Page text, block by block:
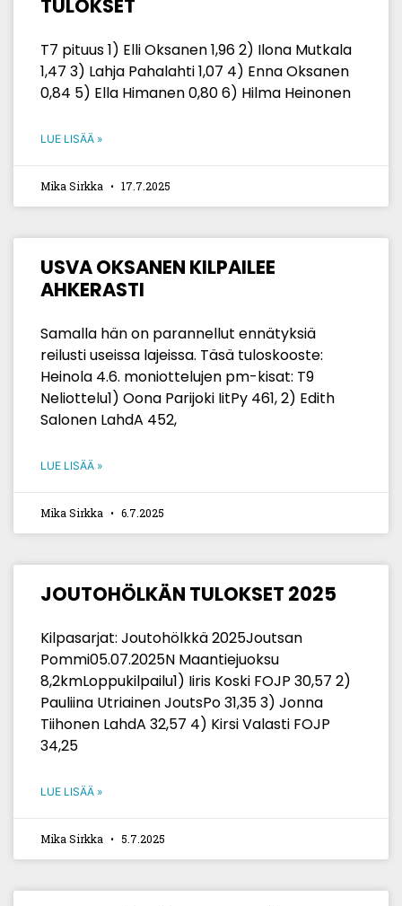
TULOKSET
T7 pituus 1) Elli Oksanen 1,96 2) Ilona Mutkala
1,47 3) Lahja Pahalahti 1,07 4) Enna Oksanen
0,84 5) Ella Himanen 0,80 6) Hilma Heinonen
LUE LISÄÄ »
Mika Sirkka 17.7.2025
USVA OKSANEN KILPAILEE
AHKERASTI
Samalla hän on parannellut ennätyksiä
reilusti useissa lajeissa. Täsä tuloskooste:
Heinola 4.6. moniottelujen pm-kisat: T9
Neliottelu1) Oona Parijoki IitPy 461, 2) Edith
Salonen LahdA 452,
LUE LISÄÄ »
Mika Sirkka 6.7.2025
JOUTOHÖLKÄN TULOKSET 2025
Kilpasarjat: Joutohölkkä 2025Joutsan
Pommi05.07.2025N Maantiejuoksu
8,2kmLoppukilpailu1) Iiris Koski FOJP 30,57 2)
Pauliina Utriainen JoutsPo 31,35 3) Jonna
Tiihonen LahdA 32,57 4) Kirsi Valasti FOJP
34,25
LUE LISÄÄ »
Mika Sirkka 5.7.2025